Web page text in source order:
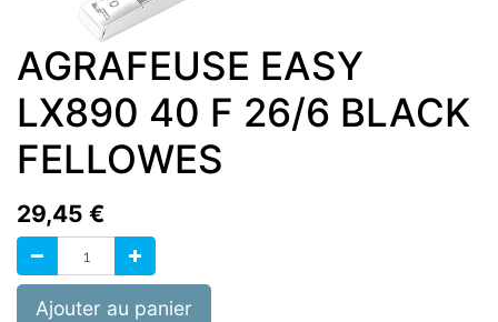
AGRAFEUSE EASY
LX890 40 F 26/6 BLACK
FELLOWES
29,45 €
Ajouter au panier